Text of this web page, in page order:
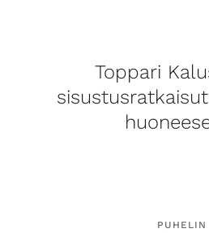
Toppari
PUHELIN